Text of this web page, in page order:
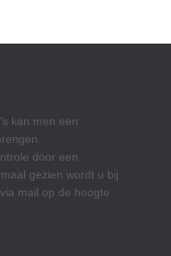
kan men een
door een
gezien wordt u bij
mail op de hoogte